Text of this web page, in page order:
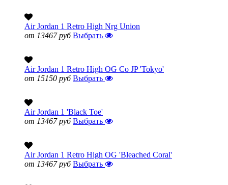
Air Jordan 1 Retro High Nrg Union
от 13467 руб Выбрать
Air Jordan 1 Retro High OG Co JP 'Tokyo'
от 15150 руб Выбрать
Air Jordan 1 'Black Toe'
от 13467 руб Выбрать
Air Jordan 1 Retro High OG 'Bleached Coral'
от 13467 руб Выбрать